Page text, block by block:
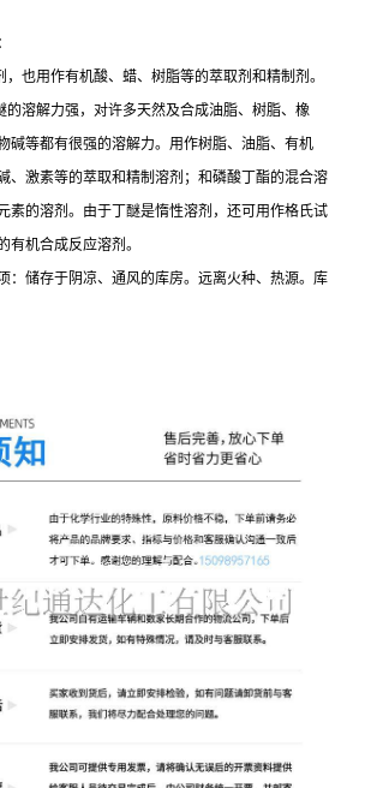
，也用作有机酸、蜡、树脂等的萃取剂和精制剂。
的溶解力强，对许多天然及合成油脂、树脂、橡
碱等都有很强的溶解力。用作树脂、油脂、有机
、激素等的萃取和精制溶剂；和磷酸丁酯的混合溶
素的溶剂。由于丁醚是惰性溶剂，还可用作格氏试
有机合成反应溶剂。
：储存于阴凉、通风的库房。远离火种、热源。库